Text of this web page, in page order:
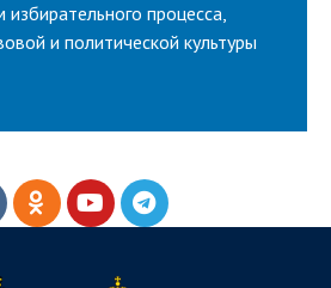
процесса,
и политической культуры
КОНКУРС НА
РАБОТУ